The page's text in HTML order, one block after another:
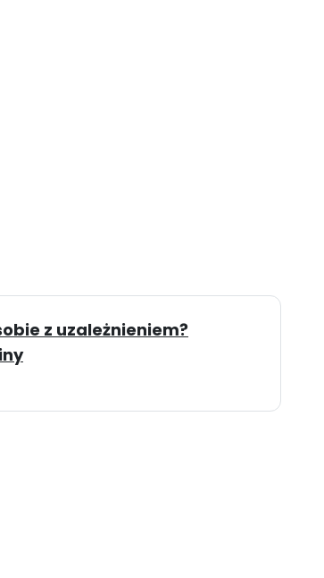
z uzależnieniem?